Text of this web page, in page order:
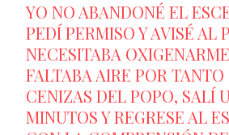
YO NO ABANDONÉ EL
PEDÍ PERMISO Y AVISÉ AL
NECESITABA
FALTABA AIRE POR TANTO
CENIZAS DEL POPO, SALÍ
MINUTOS Y REGRESE AL